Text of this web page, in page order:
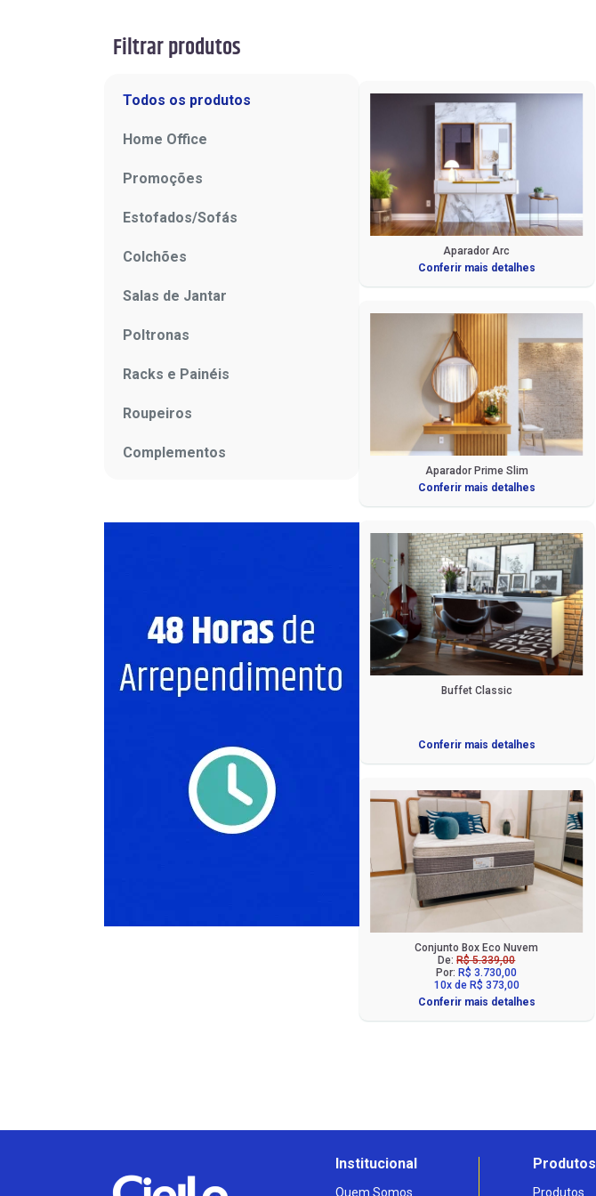
Filtrar produtos
Todos os produtos
Home Office
Promoções
Estofados/Sofás
Colchões
Salas de Jantar
Poltronas
Racks e Painéis
Roupeiros
Complementos
Aparador Arc
Conferir mais detalhes
Aparador Prime Slim
Conferir mais detalhes
Buffet Classic
Conferir mais detalhes
Conjunto Box Eco Nuvem
De:R$ 5.339,00
Por: R$ 3.730,00
10x de R$ 373,00
Conferir mais detalhes
Institucional
Quem Somos
Produtos
Produtos